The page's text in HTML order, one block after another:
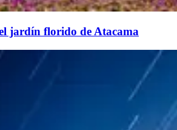
jardín florido de Atacama